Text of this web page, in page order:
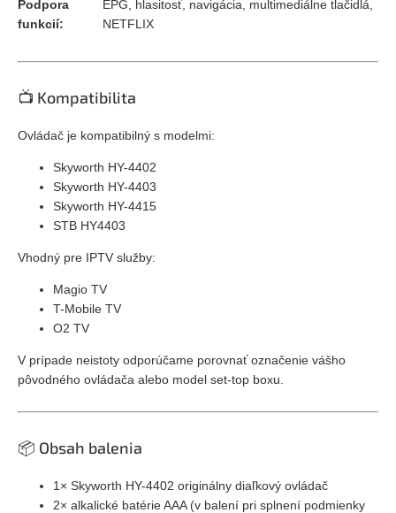
Podpora
funkcií:
EPG, hlasitosť, navigácia, multimediálne tlačidlá,
NETFLIX
📺 Kompatibilita
Ovládač je kompatibilný s modelmi:
Skyworth HY-4402
Skyworth HY-4403
Skyworth HY-4415
STB HY4403
Vhodný pre IPTV služby:
Magio TV
T-Mobile TV
O2 TV
V prípade neistoty odporúčame porovnať označenie vášho
pôvodného ovládača alebo model set-top boxu.
📦 Obsah balenia
1× Skyworth HY-4402 originálny diaľkový ovládač
2× alkalické batérie AAA (v balení pri splnení podmienky